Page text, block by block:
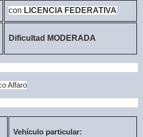
con LICENCIA FEDERATIVA
Dificultad MODERADA
Alfaro
Vehículo particular: